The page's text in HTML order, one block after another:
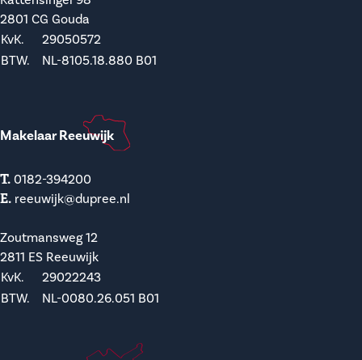
2801 CG Gouda
KvK.
29050572
BTW.
NL-8105.18.880 B01
Makelaar Reeuwijk
T. 0182-394200
E. reeuwijk@dupree.nl
Zoutmansweg 12
2811 ES Reeuwijk
KvK.
29022243
BTW.
NL-0080.26.051 B01